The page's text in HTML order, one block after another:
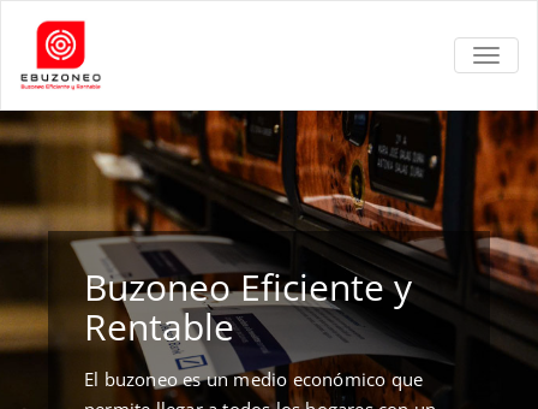
Buzoneo Eficiente y
Rentable
El buzoneo es un medio económico que